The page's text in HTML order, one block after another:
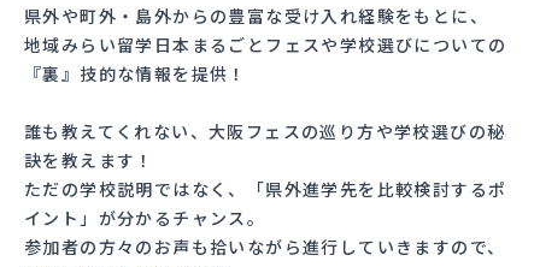
県外や町外・島外からの豊富な受け入れ経験をもとに、
地域みらい留学日本まるごとフェスや学校選びについての
『裏』技的な情報を提供！
誰も教えてくれない、大阪フェスの巡り方や学校選びの秘
訣を教えます！
ただの学校説明ではなく、「県外進学先を比較検討するポ
イント」が分かるチャンス。
参加者の方々のお声も拾いながら進行していきますので、